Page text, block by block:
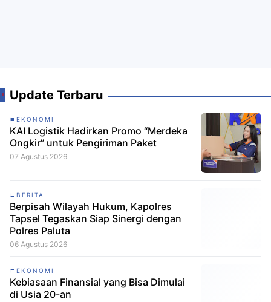
Update Terbaru
EKONOMI
KAI Logistik Hadirkan Promo “Merdeka
Ongkir” untuk Pengiriman Paket
07 Agustus 2026
BERITA
Berpisah Wilayah Hukum, Kapolres
Tapsel Tegaskan Siap Sinergi dengan
Polres Paluta
06 Agustus 2026
EKONOMI
Kebiasaan Finansial yang Bisa Dimulai
di Usia 20-an